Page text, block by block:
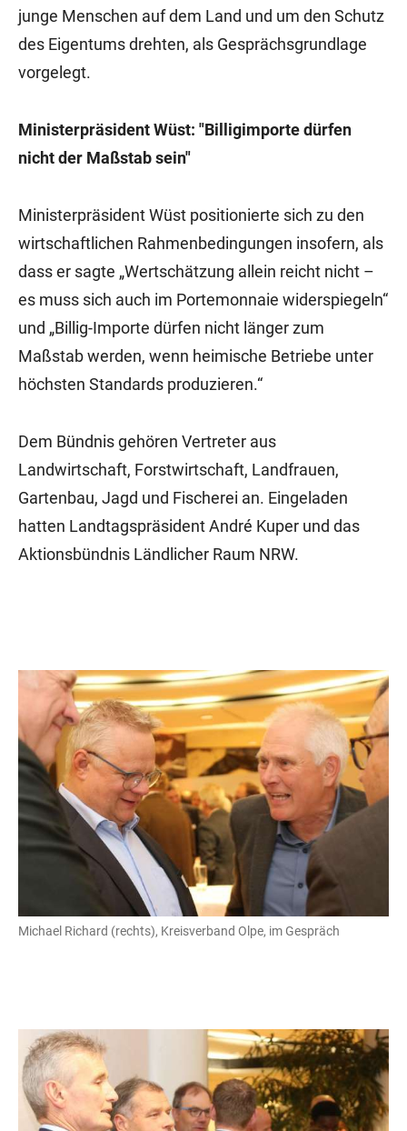
junge Menschen auf dem Land und um den Schutz
des Eigentums drehten, als Gesprächsgrundlage
vorgelegt.
Ministerpräsident Wüst: "Billigimporte dürfen
nicht der Maßstab sein"
Ministerpräsident Wüst positionierte sich zu den
wirtschaftlichen Rahmenbedingungen insofern, als
dass er sagte „Wertschätzung allein reicht nicht –
es muss sich auch im Portemonnaie widerspiegeln“
und „Billig-Importe dürfen nicht länger zum
Maßstab werden, wenn heimische Betriebe unter
höchsten Standards produzieren.“
Dem Bündnis gehören Vertreter aus
Landwirtschaft, Forstwirtschaft, Landfrauen,
Gartenbau, Jagd und Fischerei an. Eingeladen
hatten Landtagspräsident André Kuper und das
Aktionsbündnis Ländlicher Raum NRW.
Michael Richard (rechts), Kreisverband Olpe, im Gespräch